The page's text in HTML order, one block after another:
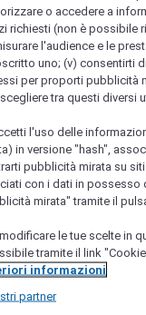
Bolhao.
Porto
e treni.
o accedere a
richiesti (non è possibile
l'audience e le
uno; (v) consentirti
per proporti pubblicità
tra questi diversi
l'uso delle
in versione "hash",
pubblicità mirata su
con i dati in possesso
mirata" tramite il
le tue scelte in
tramite il link
informazioni
partner